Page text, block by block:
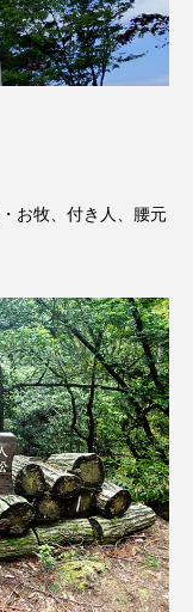
・ペレス
シュロット
ョー
ナダ映画
の灯
ン
グリム兄弟
お牧、付き人、腰元